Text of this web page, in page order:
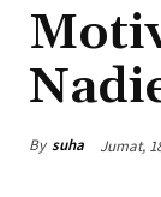
By suha Jumat,